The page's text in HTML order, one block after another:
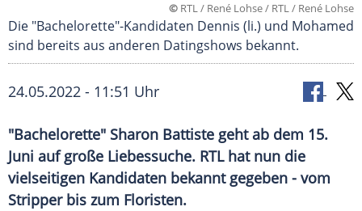
© RTL / René Lohse / RTL / René Lohse
Die "Bachelorette"-Kandidaten Dennis (li.) und Mohamed
sind bereits aus anderen Datingshows bekannt.
24.05.2022 - 11:51 Uhr
"Bachelorette" Sharon Battiste geht ab dem 15.
Juni auf große Liebessuche. RTL hat nun die
vielseitigen Kandidaten bekannt gegeben - vom
Stripper bis zum Floristen.